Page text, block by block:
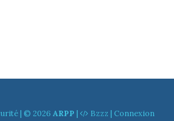
| © 2026 ARPP | Bzzz | Connexion